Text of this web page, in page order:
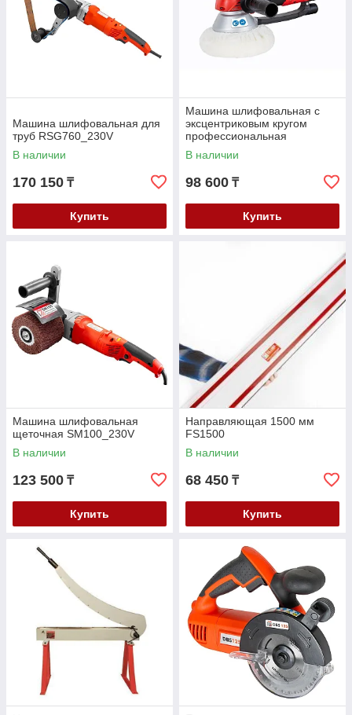
Машина шлифовальная для
труб RSG760_230V
В наличии
170 150 ₸
Купить
Машина шлифовальная с
эксцентриковым кругом
профессиональная
EZS150PRO_230V
В наличии
98 600 ₸
Купить
Машина шлифовальная
щеточная SM100_230V
В наличии
123 500 ₸
Купить
Направляющая 1500 мм
FS1500
В наличии
68 450 ₸
Купить